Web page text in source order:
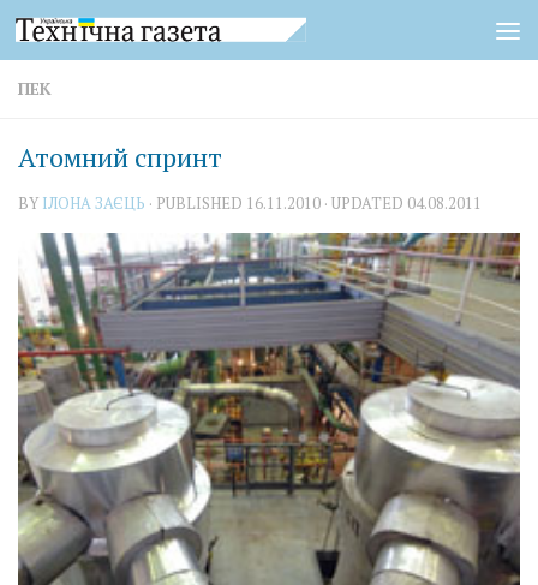
Skip to content
ПЕК
Атомний спринт
BY ІЛОНА ЗАЄЦЬ · PUBLISHED 16.11.2010 · UPDATED 04.08.2011